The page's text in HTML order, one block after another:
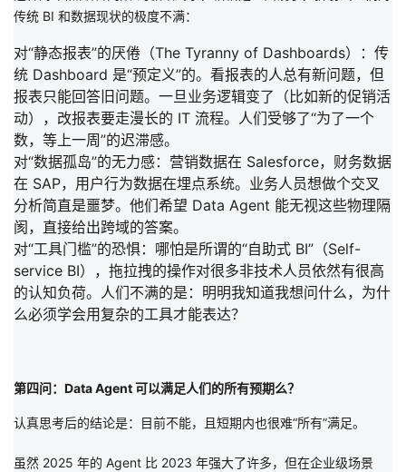
传统 BI 和数据现状的极度不满：
对“静态报表”的厌倦（The Tyranny of Dashboards）： 传
统 Dashboard 是“预定义”的。看报表的人总有新问题，但
报表只能回答旧问题。一旦业务逻辑变了（比如新的促销活
动），改报表要走漫长的 IT 流程。人们受够了“为了一个
数，等上一周”的迟滞感。
对“数据孤岛”的无力感： 营销数据在 Salesforce，财务数据
在 SAP，用户行为数据在埋点系统。业务人员想做个交叉
分析简直是噩梦。他们希望 Data Agent 能无视这些物理隔
阂，直接给出跨域的答案。
对“工具门槛”的恐惧： 哪怕是所谓的“自助式 BI”（Self-
service BI），拖拉拽的操作对很多非技术人员依然有很高
的认知负荷。人们不满的是： 明明我知道我想问什么，为什
么必须学会用复杂的工具才能表达？
第四问：Data Agent 可以满足人们的所有预期么？
认真思考后的结论是：目前不能，且短期内也很难“所有”满足。
虽然 2025 年的 Agent 比 2023 年强大了许多，但在企业级场景